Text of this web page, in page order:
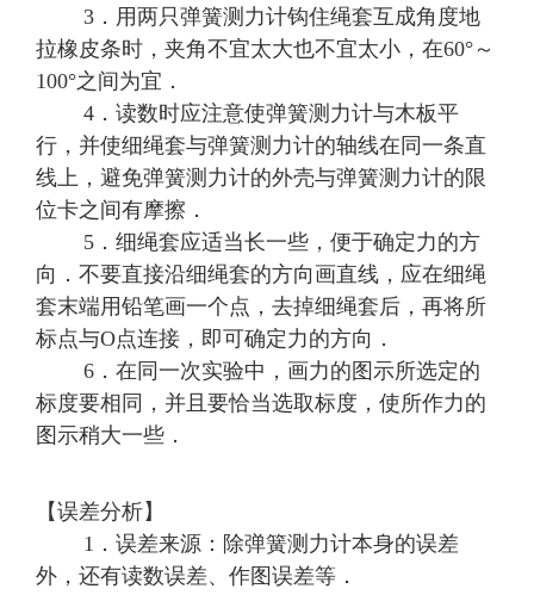
3．用两只弹簧测力计钩住绳套互成角度地
拉橡皮条时，夹角不宜太大也不宜太小，在60°～
100°之间为宜．
4．读数时应注意使弹簧测力计与木板平
行，并使细绳套与弹簧测力计的轴线在同一条直
线上，避免弹簧测力计的外壳与弹簧测力计的限
位卡之间有摩擦．
5．细绳套应适当长一些，便于确定力的方
向．不要直接沿细绳套的方向画直线，应在细绳
套末端用铅笔画一个点，去掉细绳套后，再将所
标点与O点连接，即可确定力的方向．
6．在同一次实验中，画力的图示所选定的
标度要相同，并且要恰当选取标度，使所作力的
图示稍大一些．
【误差分析】
1．误差来源：除弹簧测力计本身的误差
外，还有读数误差、作图误差等．